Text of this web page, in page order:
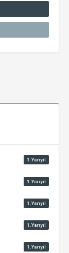
1.Yarıyıl
1.Yarıyıl
1.Yarıyıl
1.Yarıyıl
1.Yarıyıl